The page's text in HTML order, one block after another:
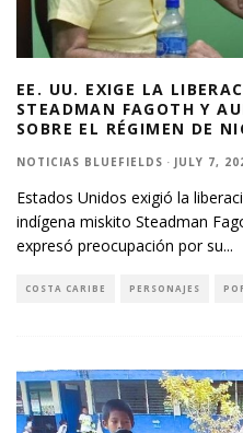
EE. UU. EXIGE LA
STEADMAN FAGOTH Y
SOBRE EL RÉGIMEN DE
NOTICIAS BLUEFIELDS · JULY 7,
Estados Unidos exigió la
indígena miskito Steadman
expresó preocupación por su...
COSTA CARIBE PERSONAJES